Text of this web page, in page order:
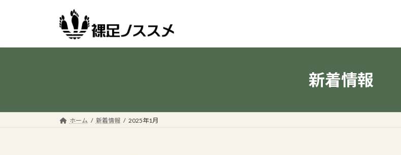
プ
動
新着情報
ホーム 新着情報 2025年1月